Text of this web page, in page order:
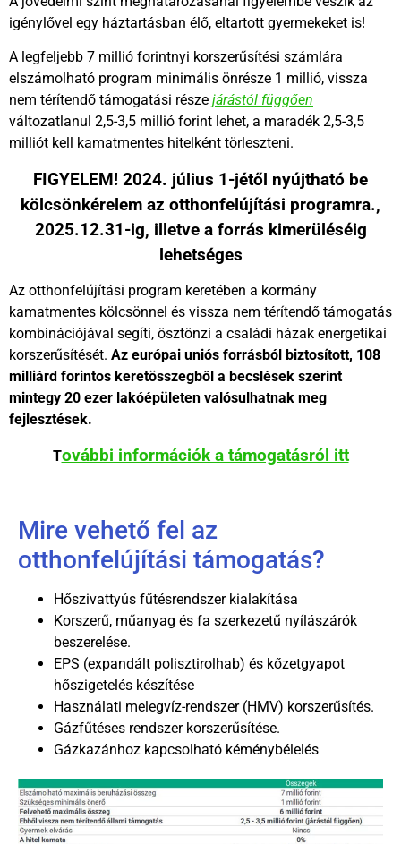
igénylővel egy háztartásban élő, eltartott gyermekeket is!
A legfeljebb 7 millió forintnyi korszerűsítési számlára
elszámolható program minimális önrésze 1 millió, vissza
nem térítendő támogatási része járástól függően
változatlanul 2,5-3,5 millió forint lehet, a maradék 2,5-3,5
milliót kell kamatmentes hitelként törleszteni.
FIGYELEM! 2024. július 1-jétől nyújtható be
kölcsönkérelem az otthonfelújítási programra.,
2025.12.31-ig, illetve a forrás kimerüléséig
lehetséges
Az otthonfelújítási program keretében a kormány
kamatmentes kölcsönnel és vissza nem térítendő támogatás
kombinációjával segíti, ösztönzi a családi házak energetikai
korszerűsítését. Az európai uniós forrásból biztosított, 108
milliárd forintos keretösszegből a becslések szerint
mintegy 20 ezer lakóépületen valósulhatnak meg
fejlesztések.
További információk a támogatásról itt
Mire vehető fel az
otthonfelújítási támogatás?
Hőszivattyús fűtésrendszer kialakítása
Korszerű, műanyag és fa szerkezetű nyílászárók
beszerelése.
EPS (expandált polisztirolhab) és kőzetgyapot
hőszigetelés készítése
Használati melegvíz-rendszer (HMV) korszerűsítés.
Gázfűtéses rendszer korszerűsítése.
Gázkazánhoz kapcsolható kéménybélelés